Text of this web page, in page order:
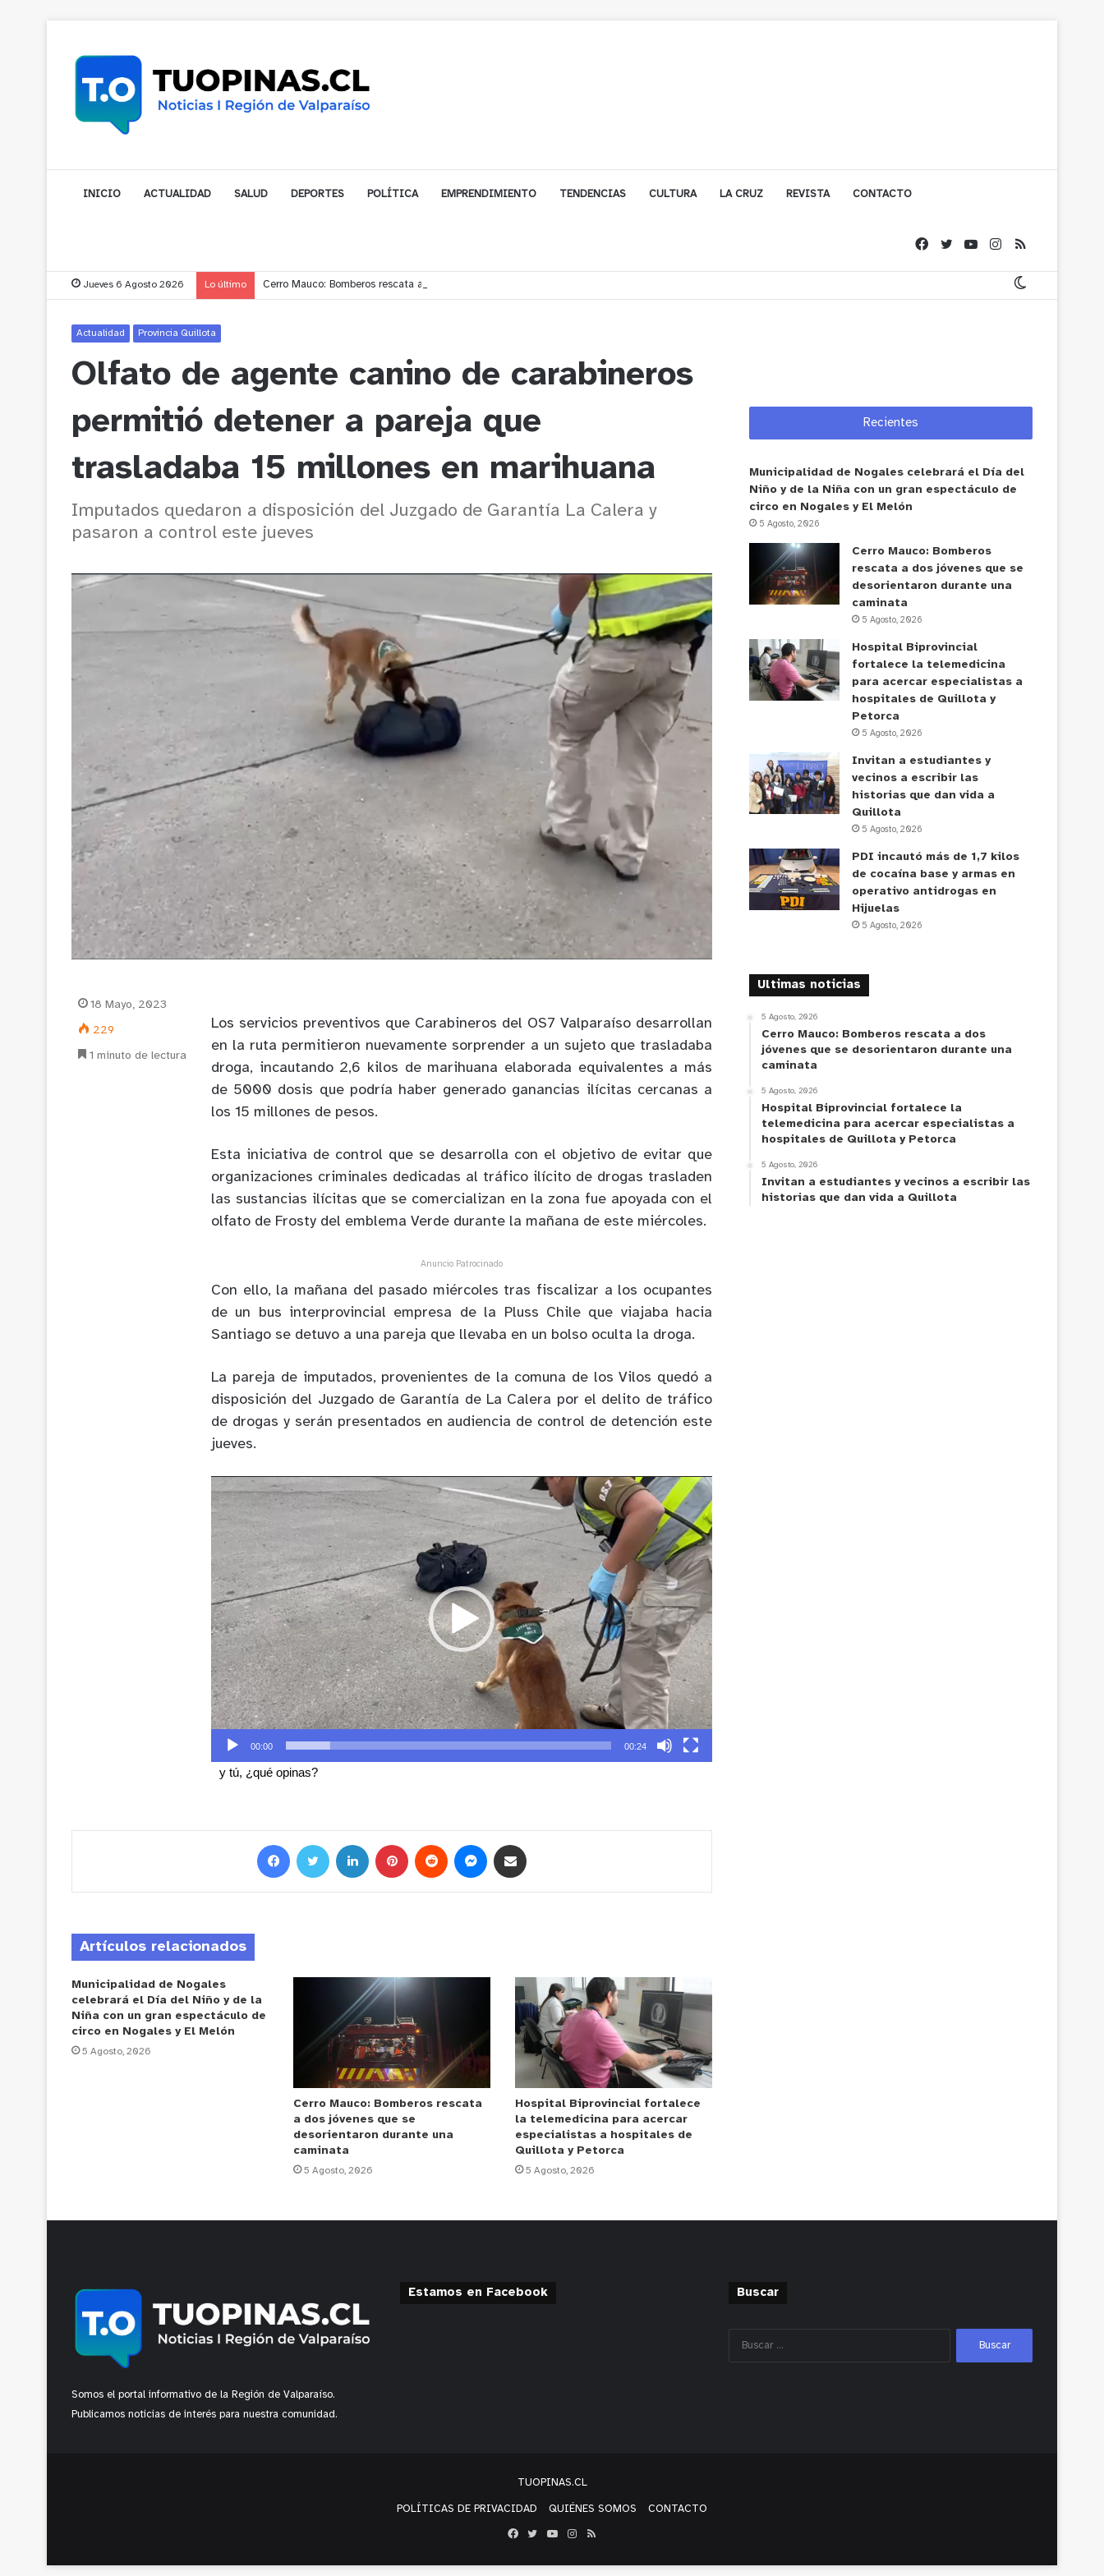
INICIO ACTUALIDAD SALUD DEPORTES POLÍTICA EMPRENDIMIENTO TENDENCIAS CULTURA LA CRUZ REVISTA CONTACTO
Jueves 6 Agosto 2026 Lo último Cerro Mauco: Bomberos rescata a dos jóvenes que se desorientaron durante una caminata
Actualidad Provincia Quillota
Olfato de agente canino de carabineros
permitió detener a pareja que
trasladaba 15 millones en marihuana
Imputados quedaron a disposición del Juzgado de Garantía La Calera y
pasaron a control este jueves
Los servicios preventivos que Carabineros del OS7 Valparaíso desarrollan
en la ruta permitieron nuevamente sorprender a un sujeto que trasladaba
droga, incautando 2,6 kilos de marihuana elaborada equivalentes a más
de 5000 dosis que podría haber generado ganancias ilícitas cercanas a
los 15 millones de pesos.
Esta iniciativa de control que se desarrolla con el objetivo de evitar que
organizaciones criminales dedicadas al tráfico ilícito de drogas trasladen
las sustancias ilícitas que se comercializan en la zona fue apoyada con el
olfato de Frosty del emblema Verde durante la mañana de este miércoles.
Anuncio Patrocinado
Con ello, la mañana del pasado miércoles tras fiscalizar a los ocupantes
de un bus interprovincial empresa de la Pluss Chile que viajaba hacia
Santiago se detuvo a una pareja que llevaba en un bolso oculta la droga.
La pareja de imputados, provenientes de la comuna de los Vilos quedó a
disposición del Juzgado de Garantía de La Calera por el delito de tráfico
de drogas y serán presentados en audiencia de control de detención este
jueves.
Reproductor
de
00:00 00:24
y tú, ¿qué opinas?
18 Mayo, 2023
229
1 minuto de lectura
Artículos relacionados
Municipalidad de Nogales
celebrará el Día del Niño y de la
Niña con un gran espectáculo de
circo en Nogales y El Melón
5 Agosto, 2026
Cerro Mauco: Bomberos rescata
a dos jóvenes que se
desorientaron durante una
caminata
5 Agosto, 2026
Hospital Biprovincial fortalece
la telemedicina para acercar
especialistas a hospitales de
Quillota y Petorca
5 Agosto, 2026
Recientes
Municipalidad de Nogales celebrará el Día del
Niño y de la Niña con un gran espectáculo de
circo en Nogales y El Melón
5 Agosto, 2026
Cerro Mauco: Bomberos
rescata a dos jóvenes que se
desorientaron durante una
caminata
5 Agosto, 2026
Hospital Biprovincial
fortalece la telemedicina
para acercar especialistas a
hospitales de Quillota y
Petorca
5 Agosto, 2026
Invitan a estudiantes y
vecinos a escribir las
historias que dan vida a
Quillota
5 Agosto, 2026
PDI incautó más de 1,7 kilos
de cocaína base y armas en
operativo antidrogas en
Hijuelas
5 Agosto, 2026
Ultimas noticias
5 Agosto, 2026
Cerro Mauco: Bomberos rescata a dos
jóvenes que se desorientaron durante una
caminata
5 Agosto, 2026
Hospital Biprovincial fortalece la
telemedicina para acercar especialistas a
hospitales de Quillota y Petorca
5 Agosto, 2026
Invitan a estudiantes y vecinos a escribir las
historias que dan vida a Quillota
Somos el portal informativo de la Región de Valparaíso.
Publicamos noticias de interés para nuestra comunidad.
Estamos en Facebook Buscar
TUOPINAS.CL
POLÍTICAS DE PRIVACIDAD QUIÉNES SOMOS CONTACTO